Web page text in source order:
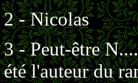
2 - Nicolas
3 - Peut-être
été l'auteur du